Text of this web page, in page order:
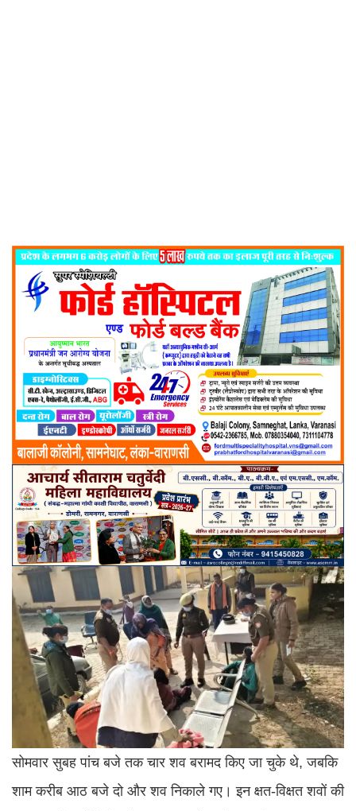
सोमवार सुबह पांच बजे तक चार शव बरामद किए जा चुके थे, जबकि
शाम करीब आठ बजे दो और शव निकाले गए। इन क्षत-विक्षत शवों की